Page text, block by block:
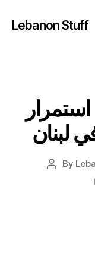
Lebanon Stuff
لبنان
Post
By